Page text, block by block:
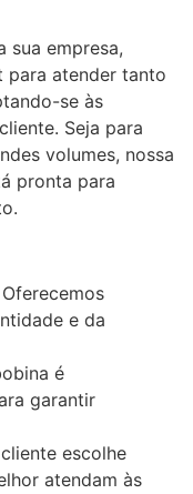
sua empresa,
para atender tanto
se às
Seja para
volumes, nossa
pronta para
Oferecemos
e da
é
garantir
escolhe
atendam às